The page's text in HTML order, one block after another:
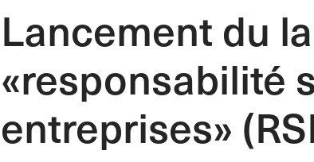
Lancement du
«responsabilité
entreprises»